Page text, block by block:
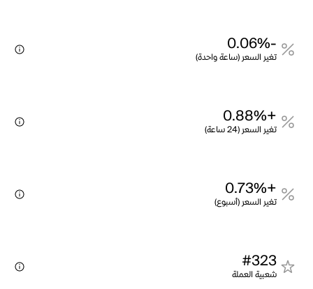
-0.06%
تغير السعر (ساعة واحدة)
+0.88%
تغير السعر (24 ساعة)
+0.73%
تغير السعر (أسبوع)
#323
شعبية العملة